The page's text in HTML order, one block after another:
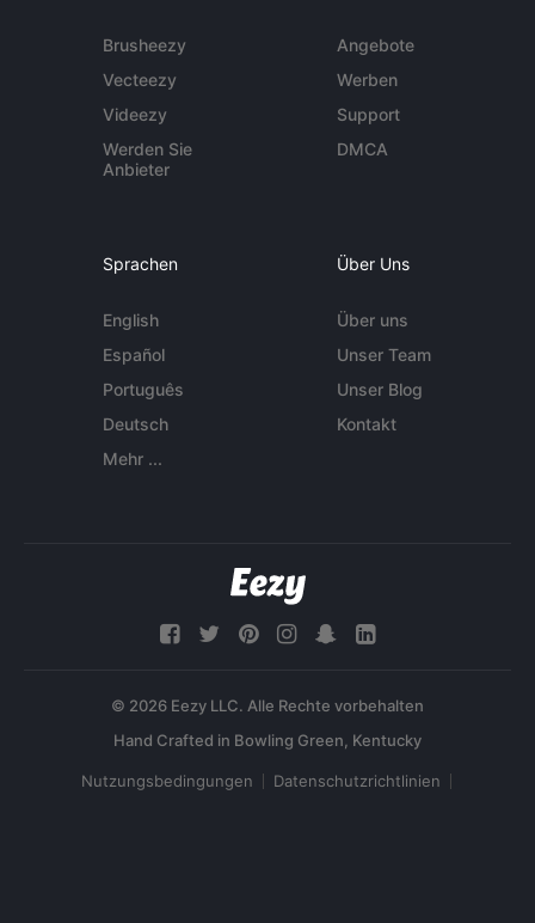
Brusheezy
Vecteezy
Videezy
Werden Sie
Anbieter
Angebote
Werben
Support
DMCA
Sprachen
English
Español
Português
Deutsch
Mehr ...
Über Uns
Über uns
Unser Team
Unser Blog
Kontakt
© 2026 Eezy LLC. Alle Rechte vorbehalten
Nutzungsbedingungen Datenschutzrichtlinien